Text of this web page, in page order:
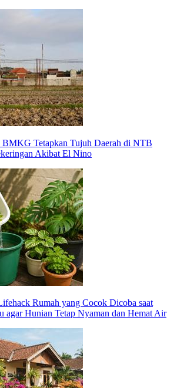
BMKG Tetapkan Tujuh Daerah di NTB
Akibat El Nino
Rumah yang Cocok Dicoba saat
agar Hunian Tetap Nyaman dan Hemat Air